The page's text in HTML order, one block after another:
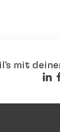
mit